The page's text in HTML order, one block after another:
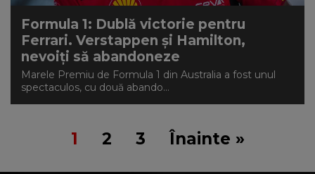
Formula 1: Dublă victorie pentru
Ferrari. Verstappen și Hamilton,
nevoiți să abandoneze
Marele Premiu de Formula 1 din Australia a fost unul
spectaculos, cu două abando...
1 2 3 Înainte »